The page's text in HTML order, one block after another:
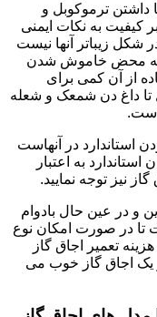
داشتن ترموکوبل و
کیفیت به نکات ایمنی
شکل زیباتر آنها نیست
به محض خاموش شدن
از آن کمی برای
تا داغ دن شمعک و شعله
است.
استاندارد در آنهاست
به اعتبار
نیز توجه نمایید.
و در عین حال بادوام
تا در صورت امکان نوع
تعمیر اجاق گاز
یک اجاق گاز خوب می